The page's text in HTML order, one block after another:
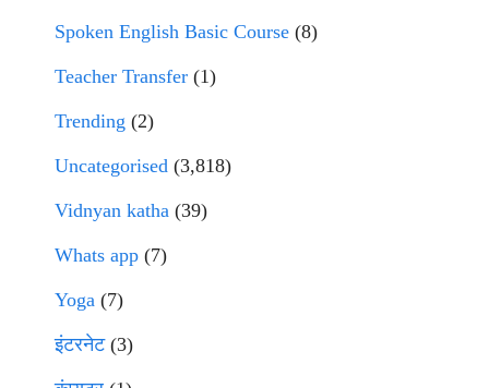
Spoken English Basic Course (8)
Teacher Transfer (1)
Trending (2)
Uncategorised (3,818)
Vidnyan katha (39)
Whats app (7)
Yoga (7)
इंटरनेट(3)